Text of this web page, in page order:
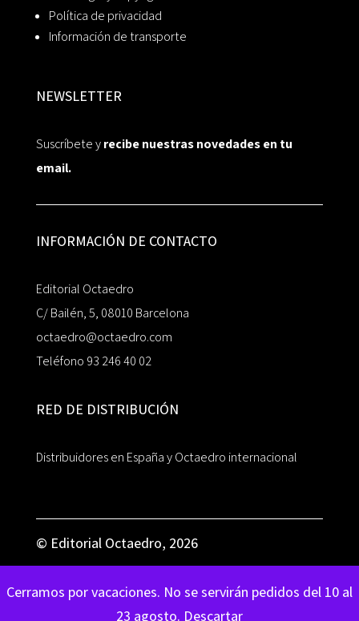
Cerramos por vacaciones. No se servirán pedidos del 10 al
23 agosto. Descartar
Política de privacidad
Información de transporte
NEWSLETTER
Suscríbete yrecibe nuestras novedades en tu
email.
INFORMACIÓN DE CONTACTO
Editorial Octaedro
C/ Bailén, 5, 08010 Barcelona
octaedro@octaedro.com
Teléfono 93 246 40 02
RED DE DISTRIBUCIÓN
Distribuidores en España y Octaedro internacional
© Editorial Octaedro, 2026